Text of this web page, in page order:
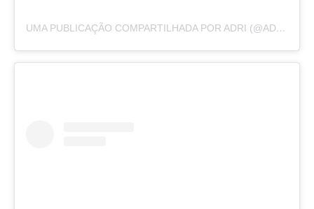
UMA PUBLICAÇÃO COMPARTILHADA POR ADRI (@ADRIRACHELLE)